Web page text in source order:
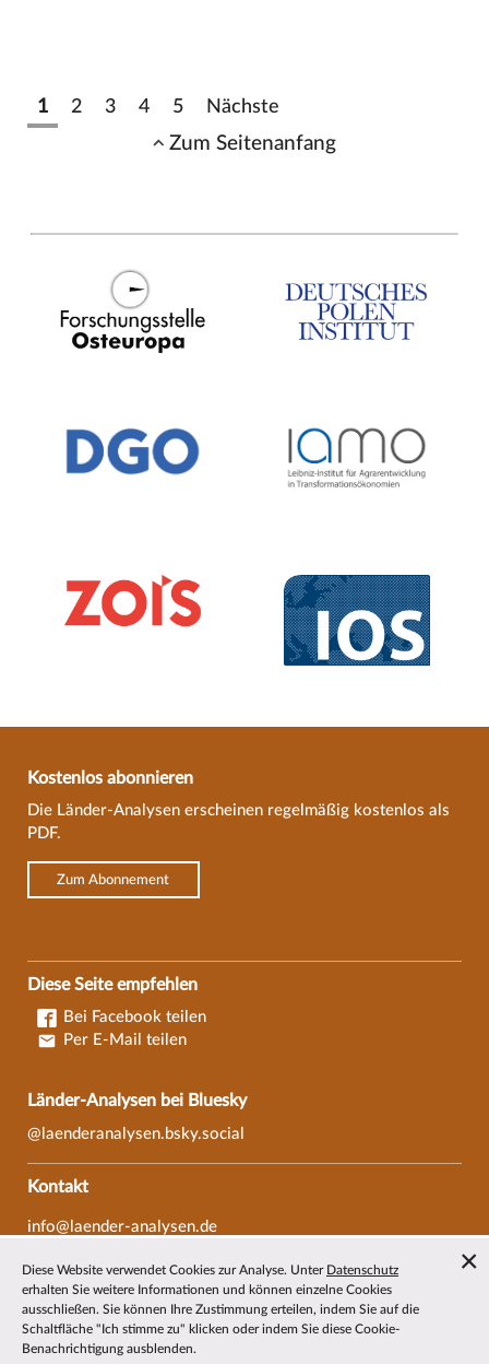
1 2 3 4 5 Nächste
Zum Seitenanfang
Kostenlos abonnieren
Die Länder-Analysen erscheinen regelmäßig kostenlos als
PDF.
Zum Abonnement
Diese Seite empfehlen
Bei Facebook teilen
Per E-Mail teilen
Länder-Analysen bei Bluesky
@laenderanalysen.bsky.social
Kontakt
info@laender-analysen.de
Fax: 0421/218-69607
Redaktionen
Wissenschaftliche Beiräte
Diese Website verwendet Cookies zur Analyse. Unter Datenschutz
erhalten Sie weitere Informationen und können einzelne Cookies
ausschließen. Sie können Ihre Zustimmung erteilen, indem Sie auf die
Schaltfläche "Ich stimme zu" klicken oder indem Sie diese Cookie-
Benachrichtigung ausblenden.